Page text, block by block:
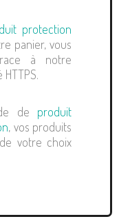
protection
panier, vous
à notre
de produit
, vos produits
votre choix